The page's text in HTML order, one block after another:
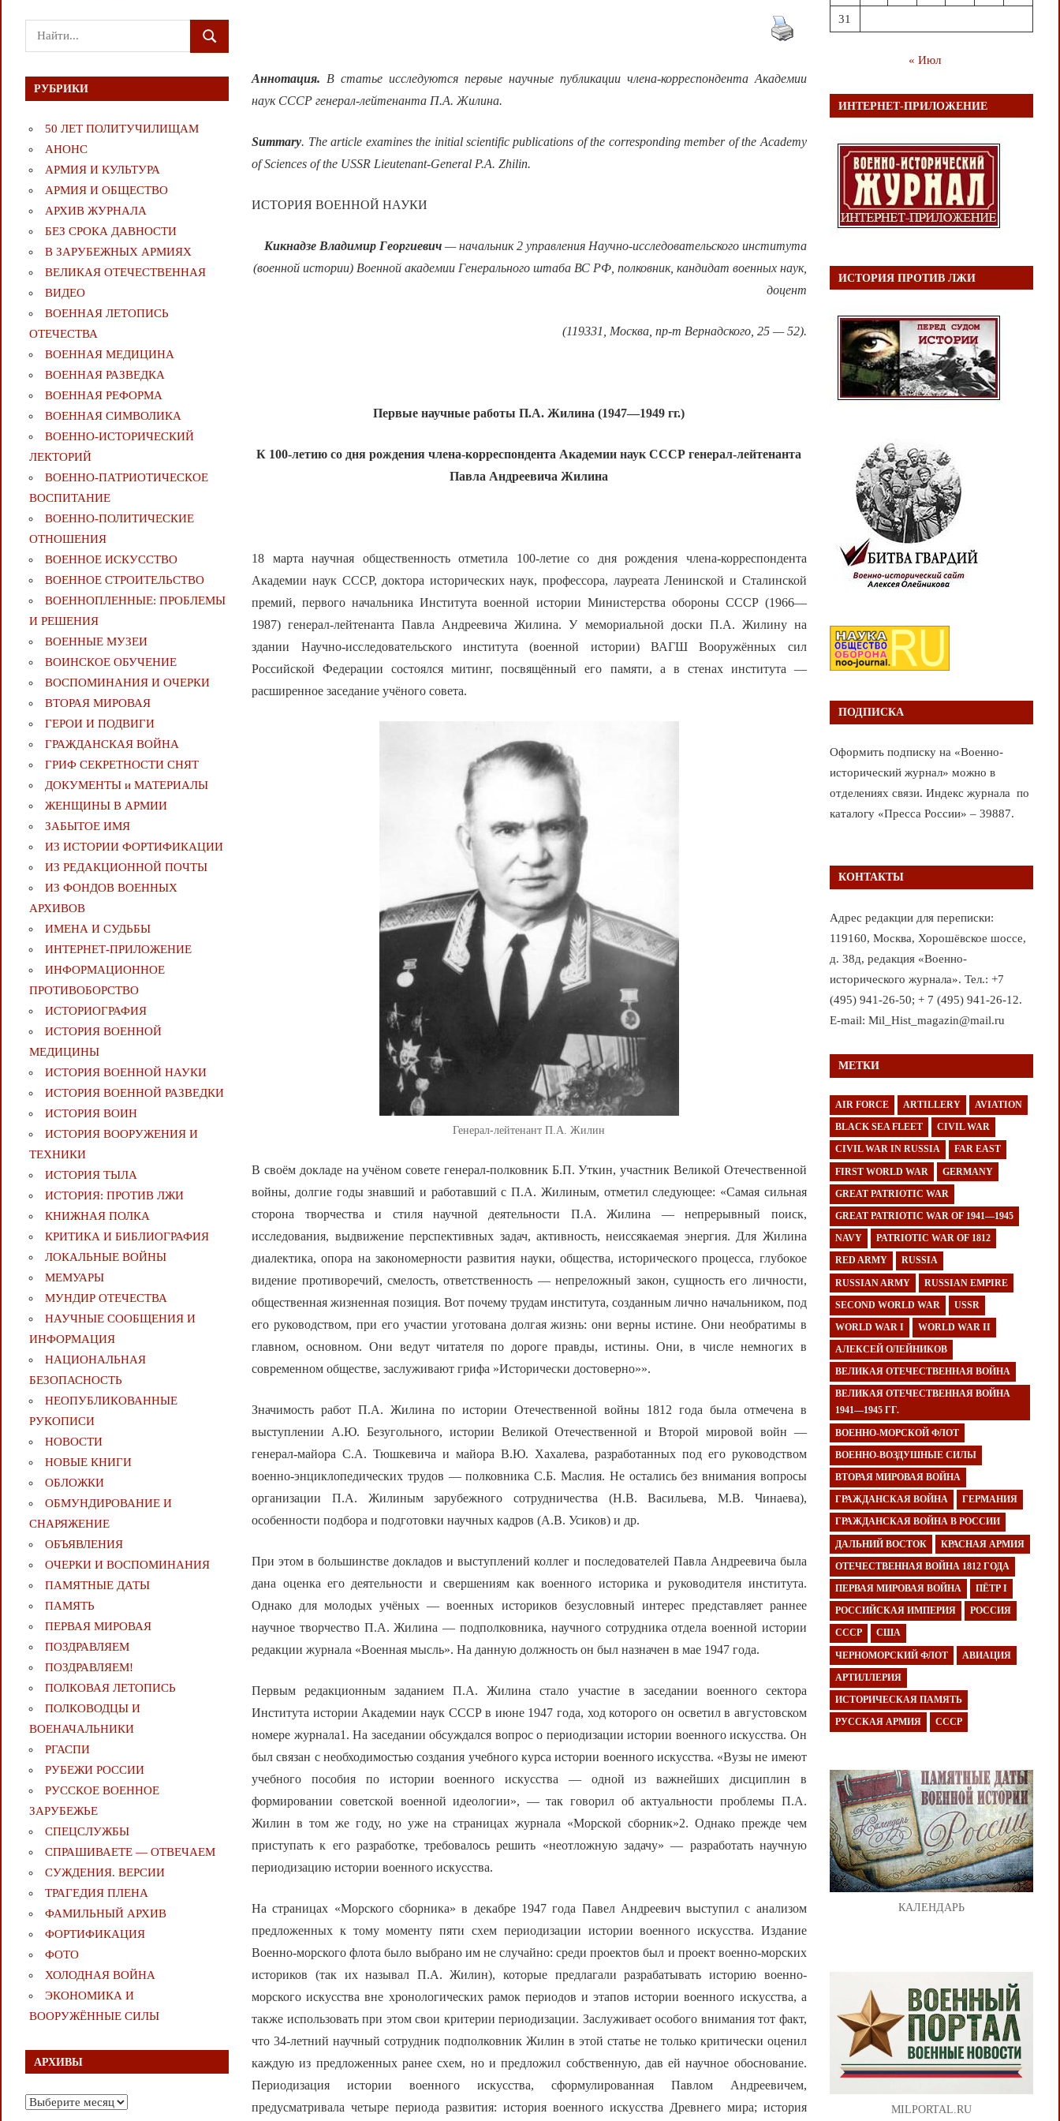
Аннотация. В статье исследуются первые научные публикации члена-корреспондента Академии
наук СССР генерал-лейтенанта П.А. Жилина.
Summary. The article examines the initial scientific publications of the corresponding member of the Academy
of Sciences of the USSR Lieutenant-General P.A. Zhilin.
ИСТОРИЯ ВОЕННОЙ НАУКИ
КикнадзеВладимир Георгиевич— начальник 2 управления Научно-исследовательского института
(военной истории) Военной академии Генерального штаба ВС РФ, полковник, кандидат военных наук,
доцент
(119331, Москва, пр-т Вернадского, 25 — 52).
Первые научные работы П.А. Жилина (1947—1949 гг.)
К 100-летию со дня рождения члена-корреспондента Академии наук СССР генерал-лейтенанта
Павла Андреевича Жилина
18 марта научная общественность отметила 100-летие со дня рождения члена-корреспондента
Академии наук СССР, доктора исторических наук, профессора, лауреата Ленинской и Сталинской
премий, первого начальника Института военной истории Министерства обороны СССР (1966—
1987) генерал-лейтенанта Павла Андреевича Жилина. У мемориальной доски П.А. Жилину на
здании Научно-исследовательского института (военной истории) ВАГШ Вооружённых сил
Российской Федерации состоялся митинг, посвящённый его памяти, а в стенах института —
расширенное заседание учёного совета.
Генерал-лейтенант П.А. Жилин
В своём докладе на учёном совете генерал-полковник Б.П. Уткин, участник Великой Отечественной
войны, долгие годы знавший и работавший с П.А. Жилиным, отметил следующее: «Самая сильная
сторона творчества и стиля научной деятельности П.А. Жилина — непрерывный поиск,
исследования, выдвижение перспективных задач, активность, неиссякаемая энергия. Для Жилина
диалектика, опора на закономерности развития науки, общества, исторического процесса, глубокое
видение противоречий, смелость, ответственность — непреложный закон, сущность его личности,
общественная жизненная позиция. Вот почему трудам института, созданным лично начальником, под
его руководством, при его участии уготована долгая жизнь: они верны истине. Они необратимы в
главном, основном. Они ведут читателя по дороге правды, истины. Они, в числе немногих в
современном обществе, заслуживают грифа »Исторически достоверно»».
Значимость работ П.А. Жилина по истории Отечественной войны 1812 года была отмечена в
выступлении А.Ю. Безугольного, истории Великой Отечественной и Второй мировой войн —
генерал-майора С.А. Тюшкевича и майора В.Ю. Хахалева, разработанных под его руководством
военно-энциклопедических трудов — полковника С.Б. Маслия. Не остались без внимания вопросы
организации П.А. Жилиным зарубежного сотрудничества (Н.В. Васильева, М.В. Чинаева),
особенности подбора и подготовки научных кадров (А.В. Усиков) и др.
При этом в большинстве докладов и выступлений коллег и последователей Павла Андреевича была
дана оценка его деятельности и свершениям как военного историка и руководителя института.
Однако для молодых учёных — военных историков безусловный интерес представляет раннее
научное творчество П.А. Жилина — подполковника, научного сотрудника отдела военной истории
редакции журнала «Военная мысль». На данную должность он был назначен в мае 1947 года.
Первым редакционным заданием П.А. Жилина стало участие в заседании военного сектора
Института истории Академии наук СССР в июне 1947 года, ход которого он осветил в августовском
номере журнала1. На заседании обсуждался вопрос о периодизации истории военного искусства. Он
был связан с необходимостью создания учебного курса истории военного искусства. «Вузы не имеют
учебного пособия по истории военного искусства — одной из важнейших дисциплин в
формировании советской военной идеологии», — так говорил об актуальности проблемы П.А.
Жилин в том же году, но уже на страницах журнала «Морской сборник»2. Однако прежде чем
приступать к его разработке, требовалось решить «неотложную задачу» — разработать научную
периодизацию истории военного искусства.
На страницах «Морского сборника» в декабре 1947 года Павел Андреевич выступил с анализом
предложенных к тому моменту пяти схем периодизации истории военного искусства. Издание
Военно-морского флота было выбрано им не случайно: среди проектов был и проект военно-морских
историков (так их называл П.А. Жилин), которые предлагали разрабатывать историю военно-
морского искусства вне хронологических рамок периодов и этапов истории военного искусства, а
также использовать при этом свои критерии периодизации. Заслуживает особого внимания тот факт,
что 34-летний научный сотрудник подполковник Жилин в этой статье не только критически оценил
каждую из предложенных ранее схем, но и предложил собственную, дав ей научное обоснование.
Периодизация истории военного искусства, сформулированная Павлом Андреевичем,
предусматривала четыре периода развития: история военного искусства Древнего мира; история
Поиск
для:
ПОИСК
РУБРИКИ
50 ЛЕТ ПОЛИТУЧИЛИЩАМ
АНОНС
АРМИЯ И КУЛЬТУРА
АРМИЯ И ОБЩЕСТВО
АРХИВ ЖУРНАЛА
БЕЗ СРОКА ДАВНОСТИ
В ЗАРУБЕЖНЫХ АРМИЯХ
ВЕЛИКАЯ ОТЕЧЕСТВЕННАЯ
ВИДЕО
ВОЕННАЯ ЛЕТОПИСЬ
ОТЕЧЕСТВА
ВОЕННАЯ МЕДИЦИНА
ВОЕННАЯ РАЗВЕДКА
ВОЕННАЯ РЕФОРМА
ВОЕННАЯ СИМВОЛИКА
ВОЕННО-ИСТОРИЧЕСКИЙ
ЛЕКТОРИЙ
ВОЕННО-ПАТРИОТИЧЕСКОЕ
ВОСПИТАНИЕ
ВОЕННО-ПОЛИТИЧЕСКИE
ОТНОШЕНИЯ
ВОЕННОЕ ИСКУССТВО
ВОЕННОЕ СТРОИТЕЛЬСТВО
ВОЕННОПЛЕННЫЕ: ПРОБЛЕМЫ
И РЕШЕНИЯ
ВОЕННЫЕ МУЗЕИ
ВОИНСКОЕ ОБУЧЕНИЕ
ВОСПОМИНАНИЯ И ОЧЕРКИ
ВТОРАЯ МИРОВАЯ
ГЕРОИ И ПОДВИГИ
ГРАЖДАНСКАЯ ВОЙНА
ГРИФ СЕКРЕТНОСТИ СНЯТ
ДОКУМЕНТЫ и МАТЕРИАЛЫ
ЖЕНЩИНЫ В АРМИИ
ЗАБЫТОЕ ИМЯ
ИЗ ИСТОРИИ ФОРТИФИКАЦИИ
ИЗ РЕДАКЦИОННОЙ ПОЧТЫ
ИЗ ФОНДОВ ВОЕННЫХ
АРХИВОВ
ИМЕНА И СУДЬБЫ
ИНТЕРНЕТ-ПРИЛОЖЕНИЕ
ИНФОРМАЦИОННОЕ
ПРОТИВОБОРСТВО
ИСТОРИОГРАФИЯ
ИСТОРИЯ ВОЕННОЙ
МЕДИЦИНЫ
ИСТОРИЯ ВОЕННОЙ НАУКИ
ИСТОРИЯ ВОЕННОЙ РАЗВЕДКИ
ИСТОРИЯ ВОИН
ИСТОРИЯ ВООРУЖЕНИЯ И
ТЕХНИКИ
ИСТОРИЯ ТЫЛА
ИСТОРИЯ: ПРОТИВ ЛЖИ
КНИЖНАЯ ПОЛКА
КРИТИКА И БИБЛИОГРАФИЯ
ЛОКАЛЬНЫЕ ВОЙНЫ
МЕМУАРЫ
МУНДИР ОТЕЧЕСТВА
НАУЧНЫЕ СООБЩЕНИЯ И
ИНФОРМАЦИЯ
НАЦИОНАЛЬНАЯ
БЕЗОПАСНОСТЬ
НЕОПУБЛИКОВАННЫЕ
РУКОПИСИ
НОВОСТИ
НОВЫЕ КНИГИ
ОБЛОЖКИ
ОБМУНДИРОВАНИЕ И
СНАРЯЖЕНИЕ
ОБЪЯВЛЕНИЯ
ОЧЕРКИ И ВОСПОМИНАНИЯ
ПАМЯТНЫЕ ДАТЫ
ПАМЯТЬ
ПЕРВАЯ МИРОВАЯ
ПОЗДРАВЛЯЕМ
ПОЗДРАВЛЯЕМ!
ПОЛКОВАЯ ЛЕТОПИСЬ
ПОЛКОВОДЦЫ И
ВОЕНАЧАЛЬНИКИ
РГАСПИ
РУБЕЖИ РОССИИ
РУССКОЕ ВОЕННОЕ
ЗАРУБЕЖЬЕ
СПЕЦСЛУЖБЫ
СПРАШИВАЕТЕ — ОТВЕЧАЕМ
СУЖДЕНИЯ. ВЕРСИИ
ТРАГЕДИЯ ПЛЕНА
ФАМИЛЬНЫЙ АРХИВ
ФОРТИФИКАЦИЯ
ФОТО
ХОЛОДНАЯ ВОЙНА
ЭКОНОМИКА И
ВООРУЖЁННЫЕ СИЛЫ
АРХИВЫ
Архивы
31
« Июл
ИНТЕРНЕТ-ПРИЛОЖЕНИЕ
ИСТОРИЯ ПРОТИВ ЛЖИ
ПОДПИСКА
Оформить подписку на «Военно-
исторический журнал» можно в
отделениях связи. Индекс журнала по
каталогу «Пресса России» – 39887.
КОНТАКТЫ
Адрес редакции для переписки:
119160, Москва, Хорошёвское шоссе,
д. 38д, редакция «Военно-
исторического журнала». Тел.: +7
(495) 941-26-50; + 7 (495) 941-26-12.
E-mail: Mil_Hist_magazin@mail.ru
МЕТКИ
AIR FORCE ARTILLERY AVIATION
BLACK SEA FLEET CIVIL WAR
CIVIL WAR IN RUSSIA FAR EAST
FIRST WORLD WAR GERMANY
GREAT PATRIOTIC WAR
GREAT PATRIOTIC WAR OF 1941—1945
NAVY PATRIOTIC WAR OF 1812
RED ARMY RUSSIA
RUSSIAN ARMY RUSSIAN EMPIRE
SECOND WORLD WAR USSR
WORLD WAR I WORLD WAR II
АЛЕКСЕЙ ОЛЕЙНИКОВ
ВЕЛИКАЯ ОТЕЧЕСТВЕННАЯ ВОЙНА
ВЕЛИКАЯ ОТЕЧЕСТВЕННАЯ ВОЙНА
1941—1945 ГГ.
ВОЕННО-МОРСКОЙ ФЛОТ
ВОЕННО-ВОЗДУШНЫЕ СИЛЫ
ВТОРАЯ МИРОВАЯ ВОЙНА
ГРАЖДАНСКАЯ ВОЙНА ГЕРМАНИЯ
ГРАЖДАНСКАЯ ВОЙНА В РОССИИ
ДАЛЬНИЙ ВОСТОК КРАСНАЯ АРМИЯ
ОТЕЧЕСТВЕННАЯ ВОЙНА 1812 ГОДА
ПЕРВАЯ МИРОВАЯ ВОЙНА ПЁТР I
РОССИЙСКАЯ ИМПЕРИЯ РОССИЯ
СССР США
ЧЕРНОМОРСКИЙ ФЛОТ АВИАЦИЯ
АРТИЛЛЕРИЯ
ИСТОРИЧЕСКАЯ ПАМЯТЬ
РУССКАЯ АРМИЯ СССР
КАЛЕНДАРЬ
MILPORTAL.RU